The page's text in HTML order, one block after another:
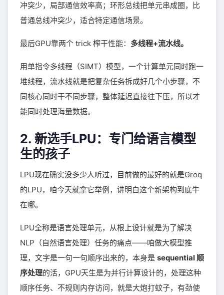
冲突少，局部通信效率高；环形总线把单元串成圈，比
普通总线冲突少，适合特定通信场景。
最后GPU靠两个 trick 榨干性能： 多线程+流水线。
用单指令多线程（SIMT）模型，一个计算单元同时跑一
堆线程，流水线就是把复杂任务拆成好几个小步骤，不
同核心同时干不同步骤，整体延迟直接往下压，所以才
能同时处理海量数据。
2. 新选手LPU：专门给语言模型
生的孩子
LPU现在确实没多少人听过，目前做的最好的就是Groq
的LPU，咱今天就拿它举例，讲明白这个新架构到底牛
在哪。
LPU全称是语言处理单元，从根上设计就是为了解决
NLP（自然语言处理）任务的痛点——咱做大模型推
理，文字是一句一句顺序出来的，本身是 sequential 顺
序处理的活，GPU天生是为并行计算设计的，处理这种
顺序任务、不规则内存访问，就是大炮打蚊子，有劲使